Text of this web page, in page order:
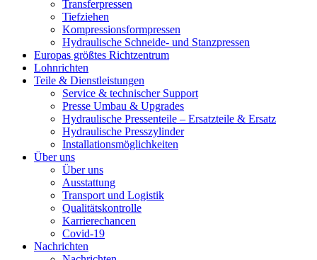
Transferpressen
Tiefziehen
Kompressionsformpressen
Hydraulische Schneide- und Stanzpressen
Europas größtes Richtzentrum
Lohnrichten
Teile & Dienstleistungen
Service & technischer Support
Presse Umbau & Upgrades
Hydraulische Pressenteile – Ersatzteile & Ersatz
Hydraulische Presszylinder
Installationsmöglichkeiten
Über uns
Über uns
Ausstattung
Transport und Logistik
Qualitätskontrolle
Karrierechancen
Covid-19
Nachrichten